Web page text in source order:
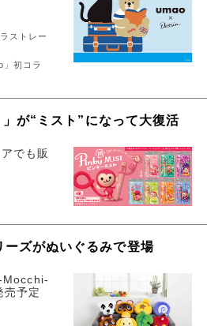
ストレー
初コラ
が“ミスト”になって大復活
でも販
ーズがぬいぐるみで登場
Mocchi-
予定